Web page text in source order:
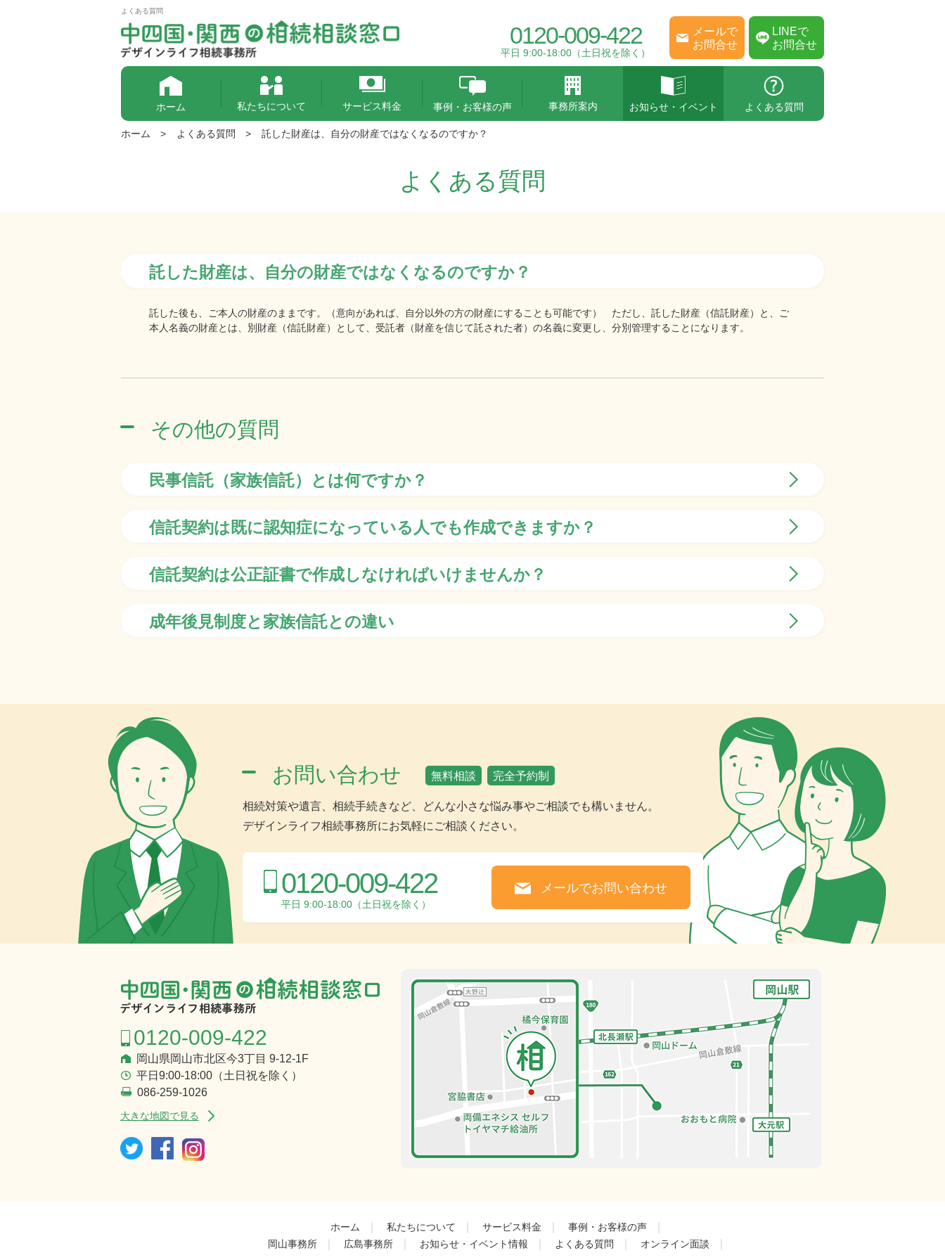
よくある質問
0120-009-422
平日 9:00-18:00（土日祝を除く）
メールで
お問合せ
LINEで
お問合せ
ホーム 私たちについて サービス料金 事例・お客様の声 事務所案内 お知らせ・イベント よくある質問
ホーム > よくある質問 > 託した財産は、自分の財産ではなくなるのですか？
よくある質問
託した財産は、自分の財産ではなくなるのですか？
託した後も、ご本人の財産のままです。（意向があれば、自分以外の方の財産にすることも可能です） ただし、託した財産（信託財産）と、ご
本人名義の財産とは、別財産（信託財産）として、受託者（財産を信じて託された者）の名義に変更し、分別管理することになります。
その他の質問
民事信託（家族信託）とは何ですか？
信託契約は既に認知症になっている人でも作成できますか？
信託契約は公正証書で作成しなければいけませんか？
成年後見制度と家族信託との違い
お問い合わせ 無料相談 完全予約制
相続対策や遺言、相続手続きなど、どんな小さな悩み事やご相談でも構いません。
デザインライフ相続事務所にお気軽にご相談ください。
0120-009-422
平日 9:00-18:00（土日祝を除く）
メールでお問い合わせ
0120-009-422
岡山県岡山市北区今3丁目 9-12-1F
平日9:00-18:00（土日祝を除く）
086-259-1026
大きな地図で見る
ホーム 私たちについて サービス料金 事例・お客様の声
岡山事務所 広島事務所 お知らせ・イベント情報 よくある質問 オンライン面談